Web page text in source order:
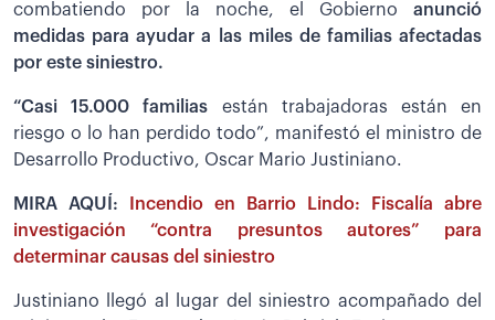
combatiendo por la noche, el Gobierno anunció
medidas para ayudar a las miles de familias afectadas
por este siniestro.
“Casi 15.000 familias están trabajadoras están en
riesgo o lo han perdido todo”, manifestó el ministro de
Desarrollo Productivo, Oscar Mario Justiniano.
MIRA AQUÍ:
Incendio en Barrio Lindo: Fiscalía abre
investigación “contra presuntos autores” para
determinar causas del siniestro
Justiniano llegó al lugar del siniestro acompañado del